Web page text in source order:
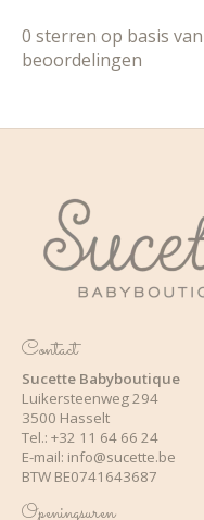
0 sterren op basis van
beoordelingen
Contact
Sucette Babyboutique
Luikersteenweg 294
3500 Hasselt
Tel.: +32 11 64 66 24
E-mail: info@sucette.be
BTW BE0741643687
Openingsuren